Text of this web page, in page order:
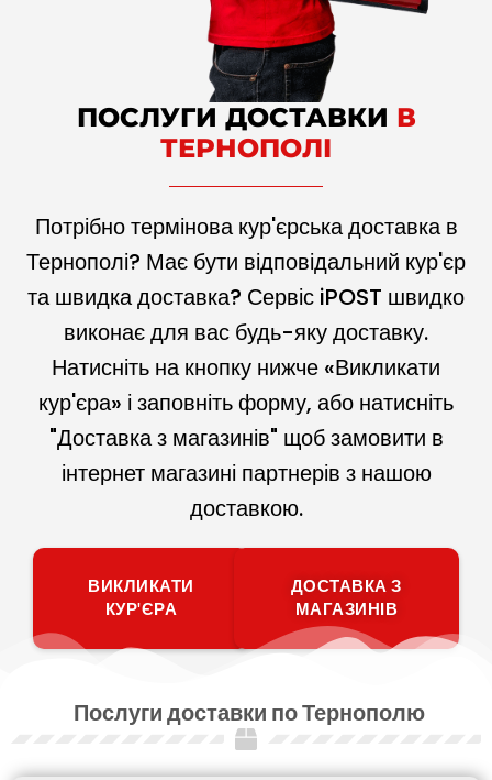
ПОСЛУГИ ДОСТАВКИ В
ТЕРНОПОЛІ
Потрібно термінова кур'єрська доставка в
Тернополі? Має бути відповідальний кур'єр
та швидка доставка? Сервіс iPOST швидко
виконає для вас будь-яку доставку.
Натисніть на кнопку нижче «Викликати
кур'єра» і заповніть форму, або натисніть
"Доставка з магазинів" щоб замовити в
інтернет магазині партнерів з нашою
доставкою.
ВИКЛИКАТИ
КУР'ЄРА
ДОСТАВКА З
МАГАЗИНІВ
Послуги доставки по Тернополю